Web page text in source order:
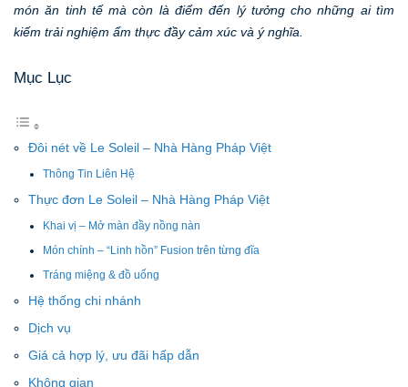
món ăn tinh tế mà còn là điểm đến lý tưởng cho những ai tìm
kiếm trải nghiệm ẩm thực đầy cảm xúc và ý nghĩa.
Mục Lục
Đôi nét về Le Soleil – Nhà Hàng Pháp Việt
Thông Tin Liên Hệ
Thực đơn Le Soleil – Nhà Hàng Pháp Việt
Khai vị – Mở màn đầy nồng nàn
Món chính – “Linh hồn” Fusion trên từng đĩa
Tráng miệng & đồ uống
Hệ thống chi nhánh
Dịch vụ
Giá cả hợp lý, ưu đãi hấp dẫn
Không gian